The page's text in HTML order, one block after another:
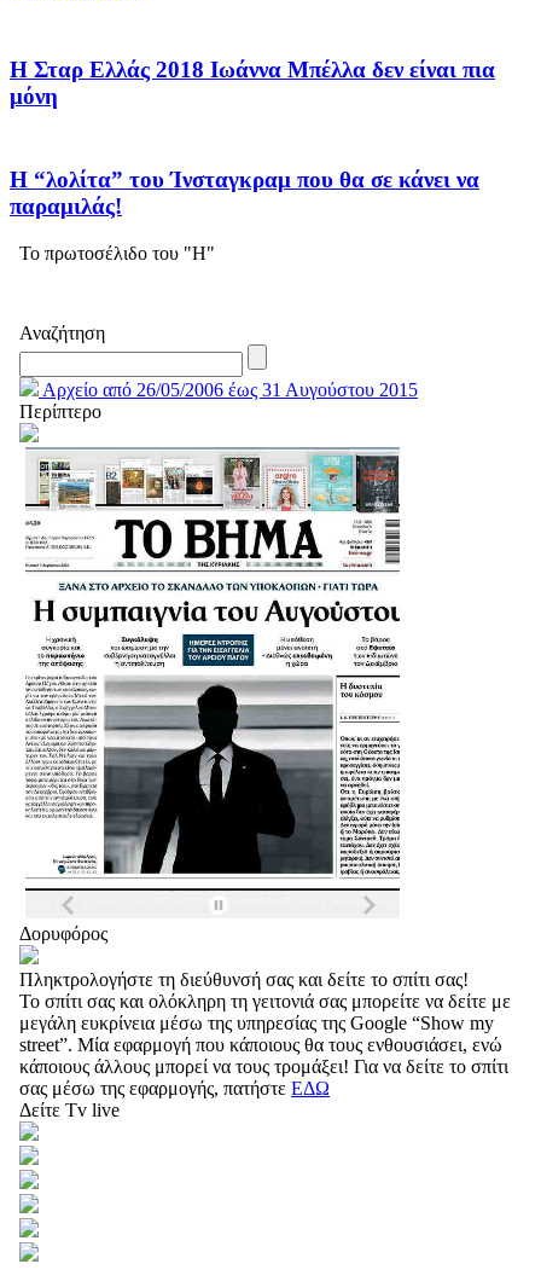
Η Σταρ Ελλάς 2018 Iωάννα Μπέλλα δεν είναι πια
μόνη
Η “λολίτα” του Ίνσταγκραμ που θα σε κάνει να
παραμιλάς!
Το πρωτοσέλιδο του "Η"
Αναζήτηση
Αρχείο από 26/05/2006 έως 31 Αυγούστου 2015
Περίπτερο
Δορυφόρος
Πληκτρολογήστε τη διεύθυνσή σας και δείτε το σπίτι σας!
Το σπίτι σας και ολόκληρη τη γειτονιά σας μπορείτε να δείτε με
μεγάλη ευκρίνεια μέσω της υπηρεσίας της Google “Show my
street”. Μία εφαρμογή που κάποιους θα τους ενθουσιάσει, ενώ
κάποιους άλλους μπορεί να τους τρομάξει! Για να δείτε το σπίτι
σας μέσω της εφαρμογής, πατήστε ΕΔΩ
Δείτε Tv live